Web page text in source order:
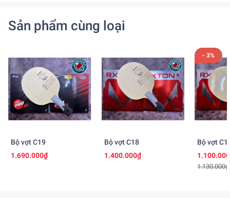
Sản phẩm cùng loại
Bộ vợt C19
1.690.000₫
Bộ vợt C18
1.400.000₫
- 3%
Bộ vợt
1.130.000₫